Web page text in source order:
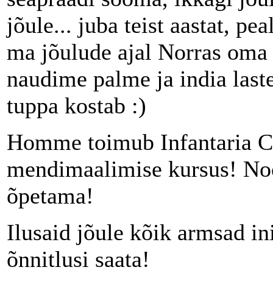
jõule... juba teist aastat,
ma jõulude ajal Norras
naudime palme ja india
tuppa kostab :)
Homme toimub Infantaria
mendimaalimise kursus!
õpetama!
Ilusaid jõule kõik armsad
õnnitlusi saata!